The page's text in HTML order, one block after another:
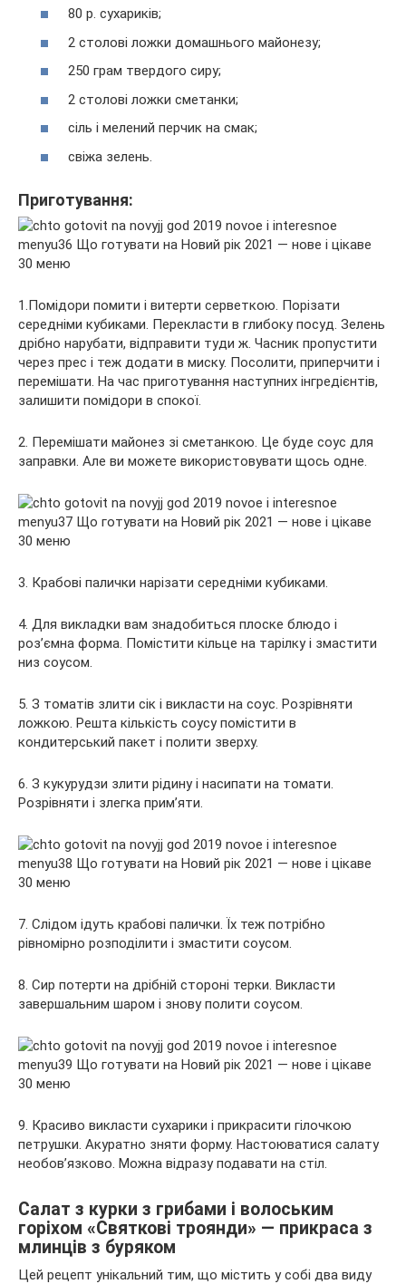
80 р. сухариків;
2 столові ложки домашнього майонезу;
250 грам твердого сиру;
2 столові ложки сметанки;
сіль і мелений перчик на смак;
свіжа зелень.
Приготування:
1.Помідори помити і витерти серветкою. Порізати
середніми кубиками. Перекласти в глибоку посуд. Зелень
дрібно нарубати, відправити туди ж. Часник пропустити
через прес і теж додати в миску. Посолити, приперчити і
перемішати. На час приготування наступних інгредієнтів,
залишити помідори в спокої.
2. Перемішати майонез зі сметанкою. Це буде соус для
заправки. Але ви можете використовувати щось одне.
3. Крабові палички нарізати середніми кубиками.
4. Для викладки вам знадобиться плоске блюдо і
роз’ємна форма. Помістити кільце на тарілку і змастити
низ соусом.
5. З томатів злити сік і викласти на соус. Розрівняти
ложкою. Решта кількість соусу помістити в
кондитерський пакет і полити зверху.
6. З кукурудзи злити рідину і насипати на томати.
Розрівняти і злегка прим’яти.
7. Слідом ідуть крабові палички. Їх теж потрібно
рівномірно розподілити і змастити соусом.
8. Сир потерти на дрібній стороні терки. Викласти
завершальним шаром і знову полити соусом.
9. Красиво викласти сухарики і прикрасити гілочкою
петрушки. Акуратно зняти форму. Настоюватися салату
необов’язково. Можна відразу подавати на стіл.
Салат з курки з грибами і волоським
горіхом «Святкові троянди» — прикраса з
млинців з буряком
Цей рецепт унікальний тим, що містить у собі два виду